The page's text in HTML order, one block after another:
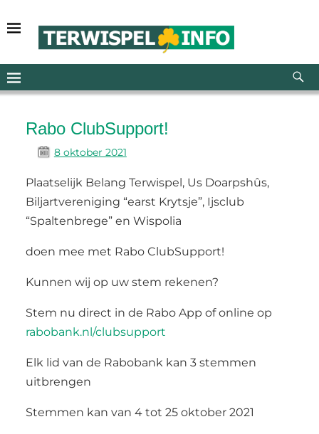
Rabo ClubSupport!
8 oktober 2021
Plaatselijk Belang Terwispel, Us Doarpshûs,
Biljartvereniging “earst Krytsje”, Ijsclub
“Spaltenbrege” en Wispolia
doen mee met Rabo ClubSupport!
Kunnen wij op uw stem rekenen?
Stem nu direct in de Rabo App of online op
rabobank.nl/clubsupport
Elk lid van de Rabobank kan 3 stemmen
uitbrengen
Stemmen kan van 4 tot 25 oktober 2021